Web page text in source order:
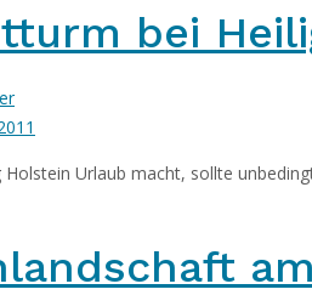
bei
Holstein Urlaub macht, sollte